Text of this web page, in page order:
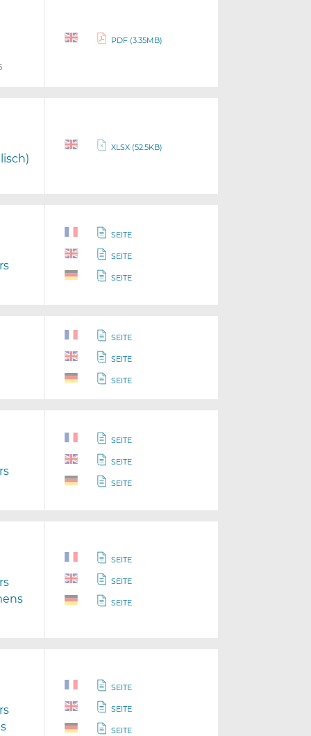
PDF (3.35MB)
XLSX (52.5KB)
SEITE
SEITE
SEITE
SEITE
SEITE
SEITE
SEITE
SEITE
SEITE
SEITE
SEITE
SEITE
SEITE
SEITE
SEITE